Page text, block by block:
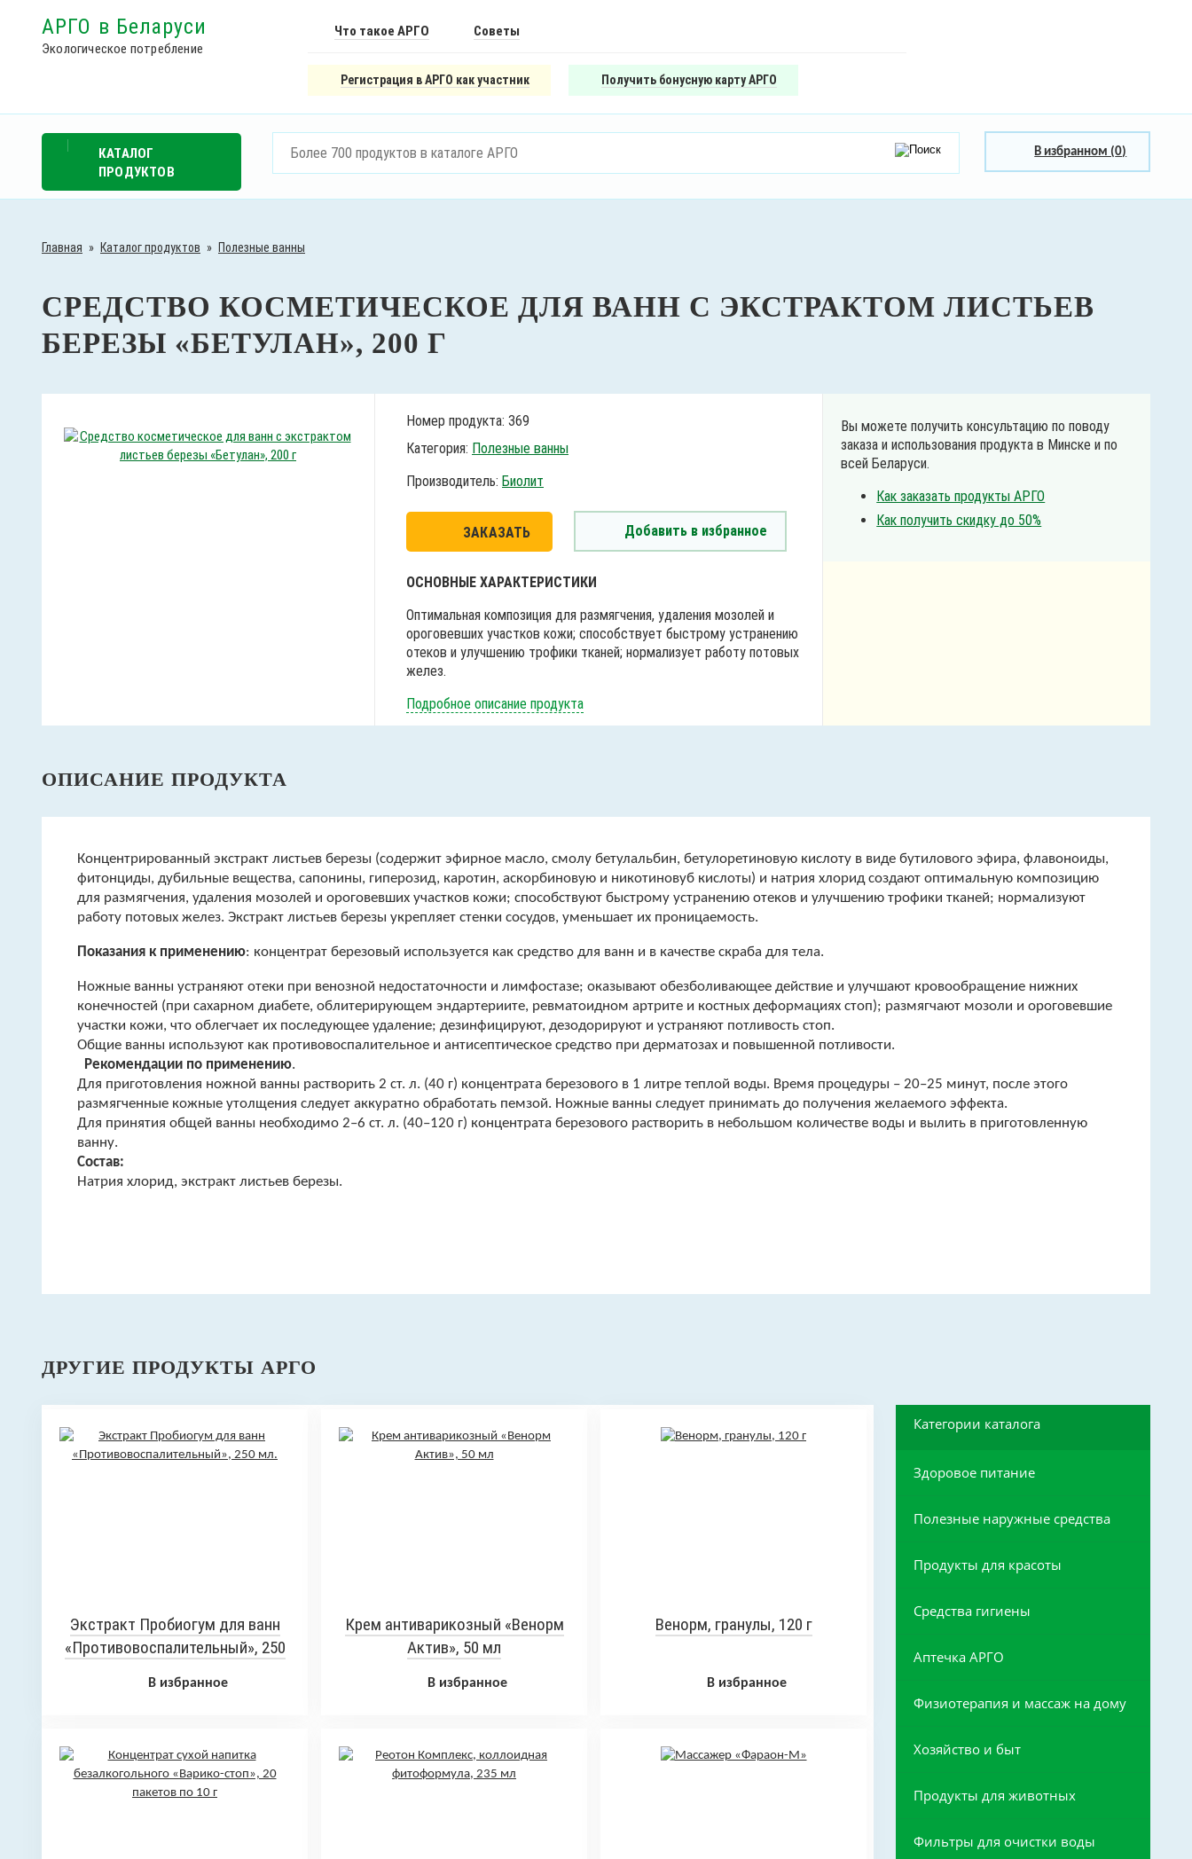
АРГО в Беларуси
Экологическое потребление
Что такое АРГО Советы
Регистрация в АРГО как участник Получить бонусную карту АРГО
КАТАЛОГ
ПРОДУКТОВ
В избранном (0)
Главная » Каталог продуктов » Полезные ванны
СРЕДСТВО КОСМЕТИЧЕСКОЕ ДЛЯ ВАНН С ЭКСТРАКТОМ ЛИСТЬЕВ
БЕРЕЗЫ «БЕТУЛАН», 200 Г
Номер продукта: 369
Категория: Полезные ванны
Производитель: Биолит
ЗАКАЗАТЬ Добавить в избранное
ОСНОВНЫЕ ХАРАКТЕРИСТИКИ
Оптимальная композиция для размягчения, удаления мозолей и
ороговевших участков кожи; способствует быстрому устранению
отеков и улучшению трофики тканей; нормализует работу потовых
желез.
Подробное описание продукта
Вы можете получить консультацию по поводу
заказа и использования продукта в Минске и по
всей Беларуси.
Как заказать продукты АРГО
Как получить скидку до 50%
ОПИСАНИЕ ПРОДУКТА
Концентрированный экстракт листьев березы (содержит эфирное масло, смолу бетулальбин, бетулоретиновую кислоту в виде бутилового эфира, флавоноиды,
фитонциды, дубильные вещества, сапонины, гиперозид, каротин, аскорбиновую и никотиновуб кислоты) и натрия хлорид создают оптимальную композицию
для размягчения, удаления мозолей и ороговевших участков кожи; способствуют быстрому устранению отеков и улучшению трофики тканей; нормализуют
работу потовых желез. Экстракт листьев березы укрепляет стенки сосудов, уменьшает их проницаемость.
Показания к применению: концентрат березовый используется как средство для ванн и в качестве скраба для тела.
Ножные ванны устраняют отеки при венозной недостаточности и лимфостазе; оказывают обезболивающее действие и улучшают кровообращение нижних
конечностей (при сахарном диабете, облитерирующем эндартериите, ревматоидном артрите и костных деформациях стоп); размягчают мозоли и ороговевшие
участки кожи, что облегчает их последующее удаление; дезинфицируют, дезодорируют и устраняют потливость стоп.
Общие ванны используют как противовоспалительное и антисептическое средство при дерматозах и повышенной потливости.
Рекомендации по применению.
Для приготовления ножной ванны растворить 2 ст. л. (40 г) концентрата березового в 1 литре теплой воды. Время процедуры – 20–25 минут, после этого
размягченные кожные утолщения следует аккуратно обработать пемзой. Ножные ванны следует принимать до получения желаемого эффекта.
Для принятия общей ванны необходимо 2–6 ст. л. (40–120 г) концентрата березового растворить в небольшом количестве воды и вылить в приготовленную
ванну.
Состав:
Натрия хлорид, экстракт листьев березы.
ДРУГИЕ ПРОДУКТЫ АРГО
Экстракт Пробиогум для ванн
«Противовоспалительный», 250
В избранное
Крем антиварикозный «Венорм
Актив», 50 мл
В избранное
Венорм, гранулы, 120 г
В избранное
Категории каталога
Здоровое питание
Полезные наружные средства
Продукты для красоты
Средства гигиены
Аптечка АРГО
Физиотерапия и массаж на дому
Хозяйство и быт
Продукты для животных
Фильтры для очистки воды